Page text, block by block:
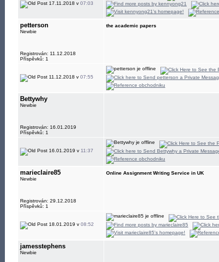
17.11.2018 v 07:03
petterson
Newbie
Registrován: 11.12.2018
Příspěvků: 1
the academic papers
11.12.2018 v 07:55
Bettywhy
Newbie
Registrován: 16.01.2019
Příspěvků: 1
16.01.2019 v 11:37
marieclaire85
Newbie
Registrován: 29.12.2018
Příspěvků: 1
Online Assignment Writing Service in UK
18.01.2019 v 08:52
jamesstephens
Newbie